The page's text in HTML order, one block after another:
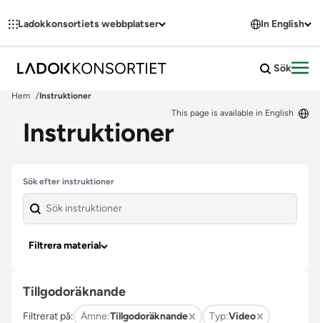
Ladokkonsortiets webbplatser In English
Sök
Hem
Instruktioner
This page is available in English
Instruktioner
Hoppa över filter
Sök efter instruktioner
Filtrera material
Tillgodoräknande
Filtrerat på: Ämne:Tillgodoräknande Typ:Video